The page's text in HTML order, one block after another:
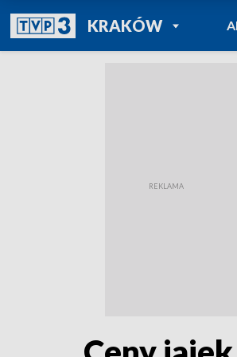
KRAKÓWPOWRÓT DO
TVP REGIONY